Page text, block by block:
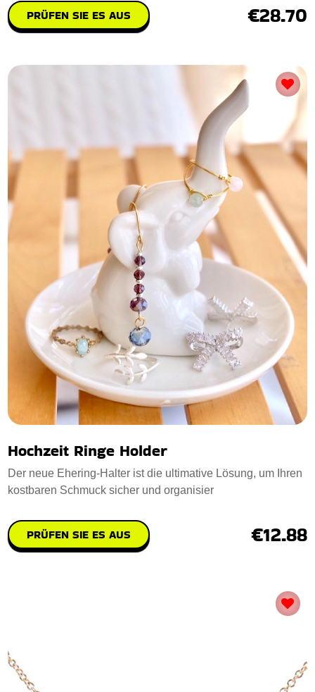
PRÜFEN SIE ES AUS €28.70
Hochzeit Ringe Holder
Der neue Ehering-Halter ist die ultimative Lösung, um Ihren
kostbaren Schmuck sicher und organisier
PRÜFEN SIE ES AUS €12.88